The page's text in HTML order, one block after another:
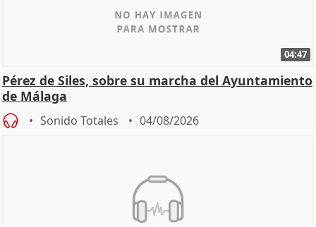
04:47
Pérez de Siles, sobre su marcha del Ayuntamiento
de Málaga
Sonido Totales 04/08/2026